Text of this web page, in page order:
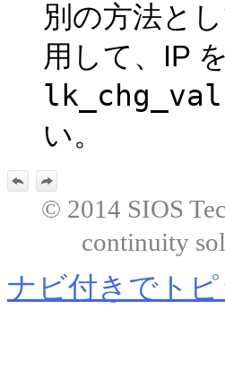
別の方法と
用して、IP
い。
© 2014 SIOS
continuity
ナビ付きでト